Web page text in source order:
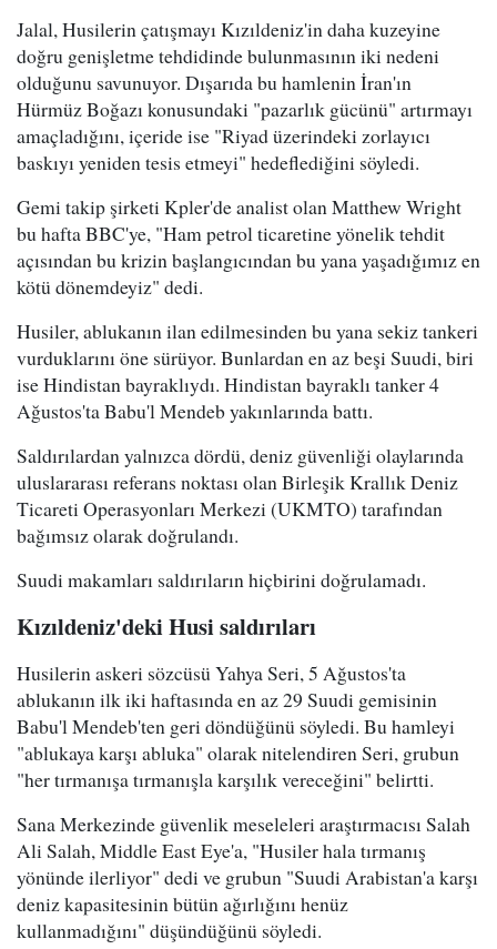
Jalal, Husilerin çatışmayı Kızıldeniz'in daha kuzeyine
doğru genişletme tehdidinde bulunmasının iki nedeni
olduğunu savunuyor. Dışarıda bu hamlenin İran'ın
Hürmüz Boğazı konusundaki "pazarlık gücünü" artırmayı
amaçladığını, içeride ise "Riyad üzerindeki zorlayıcı
baskıyı yeniden tesis etmeyi" hedeflediğini söyledi.
Gemi takip şirketi Kpler'de analist olan Matthew Wright
bu hafta BBC'ye, "Ham petrol ticaretine yönelik tehdit
açısından bu krizin başlangıcından bu yana yaşadığımız en
kötü dönemdeyiz" dedi.
Husiler, ablukanın ilan edilmesinden bu yana sekiz tankeri
vurduklarını öne sürüyor. Bunlardan en az beşi Suudi, biri
ise Hindistan bayraklıydı. Hindistan bayraklı tanker 4
Ağustos'ta Babu'l Mendeb yakınlarında battı.
Saldırılardan yalnızca dördü, deniz güvenliği olaylarında
uluslararası referans noktası olan Birleşik Krallık Deniz
Ticareti Operasyonları Merkezi (UKMTO) tarafından
bağımsız olarak doğrulandı.
Suudi makamları saldırıların hiçbirini doğrulamadı.
Kızıldeniz'deki Husi saldırıları
Husilerin askeri sözcüsü Yahya Seri, 5 Ağustos'ta
ablukanın ilk iki haftasında en az 29 Suudi gemisinin
Babu'l Mendeb'ten geri döndüğünü söyledi. Bu hamleyi
"ablukaya karşı abluka" olarak nitelendiren Seri, grubun
"her tırmanışa tırmanışla karşılık vereceğini" belirtti.
Sana Merkezinde güvenlik meseleleri araştırmacısı Salah
Ali Salah, Middle East Eye'a, "Husiler hala tırmanış
yönünde ilerliyor" dedi ve grubun "Suudi Arabistan'a karşı
deniz kapasitesinin bütün ağırlığını henüz
kullanmadığını" düşündüğünü söyledi.